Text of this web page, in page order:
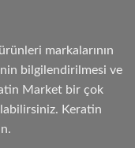
markalarının
bilgilendirilmesi ve
Market bir çok
Keratin